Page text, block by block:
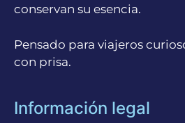
conservan su esencia.
Pensado para viajeros
con prisa.
Información legal